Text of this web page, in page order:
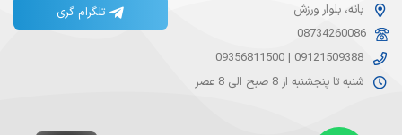
بانه، بلوار ورزش
08734260086
09121509388
|
09356811500
شنبه تا پنجشنبه از 8 صبح الی 8 عصر
تلگرام گری